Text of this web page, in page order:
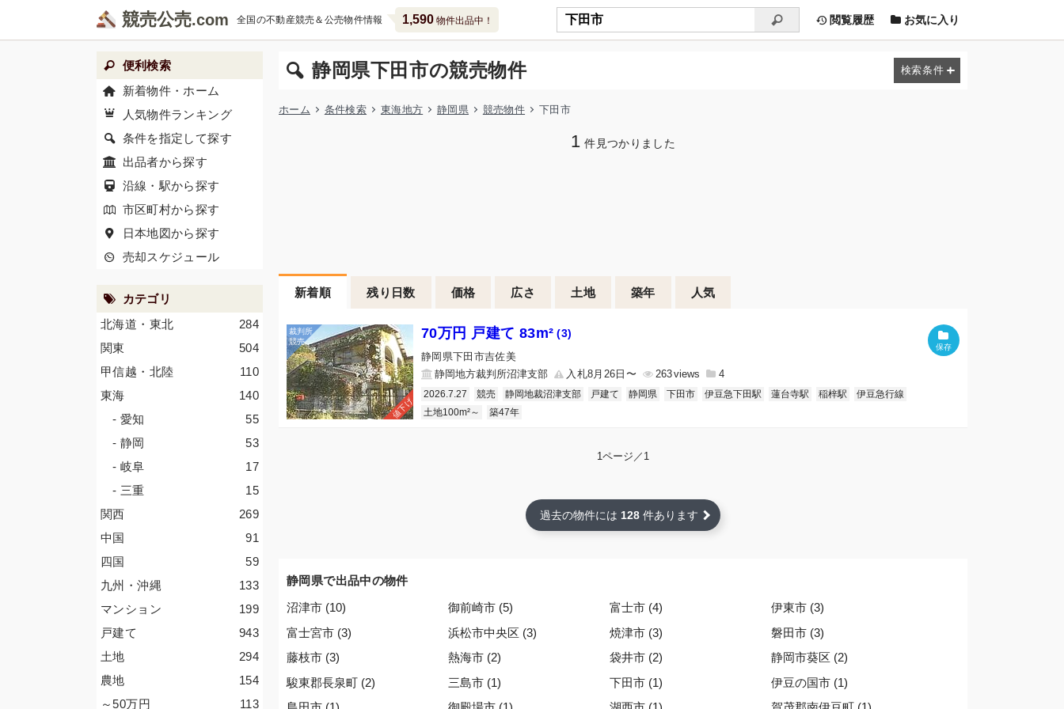
競売公売 全国の不動産競売＆公売物件情報 1,590物件出品中！ 閲覧履歴 お気に入り
静岡県下田市の競売物件
ホーム 条件検索 東海地方 静岡県 競売物件 下田市
1 件見つかりました
新着順 残り日数 価格 広さ 土地 築年 人気
値下げ
70万円 戸建て 83m² (3)
静岡県下田市吉佐美
静岡地方裁判所沼津支部
入札8月26日〜 263 4
2026.7.27 競売 静岡地裁沼津支部 戸建て 静岡県 下田市 伊豆急下田駅 蓮台寺駅 稲梓駅
伊豆急行線
土地100m²～
築47年
1ページ／1
過去の物件には 128 件あります
静岡県で出品中の物件
沼津市 (10) 御前崎市 (5) 富士市 (4)
伊東市 (3)
富士宮市 (3)
浜松市中央区 (3) 焼津市 (3)
磐田市 (3)
藤枝市 (3)
熱海市 (2) 袋井市 (2)
静岡市葵区 (2)
駿東郡長泉町 (2)
三島市 (1) 下田市 (1)
伊豆の国市 (1)
便利検索
新着物件・ホーム
人気物件ランキング
条件を指定して探す
出品者から探す
沿線・駅から探す
市区町村から探す
日本地図から探す
売却スケジュール
カテゴリ
284
北海道・東北
504
関東
110
甲信越・北陸
140
東海
55
- 愛知
53
- 静岡
17
- 岐阜
15
- 三重
269
関西
91
中国
59
四国
133
九州・沖縄
199
マンション
943
戸建て
294
土地
154
農地
113
～50万円